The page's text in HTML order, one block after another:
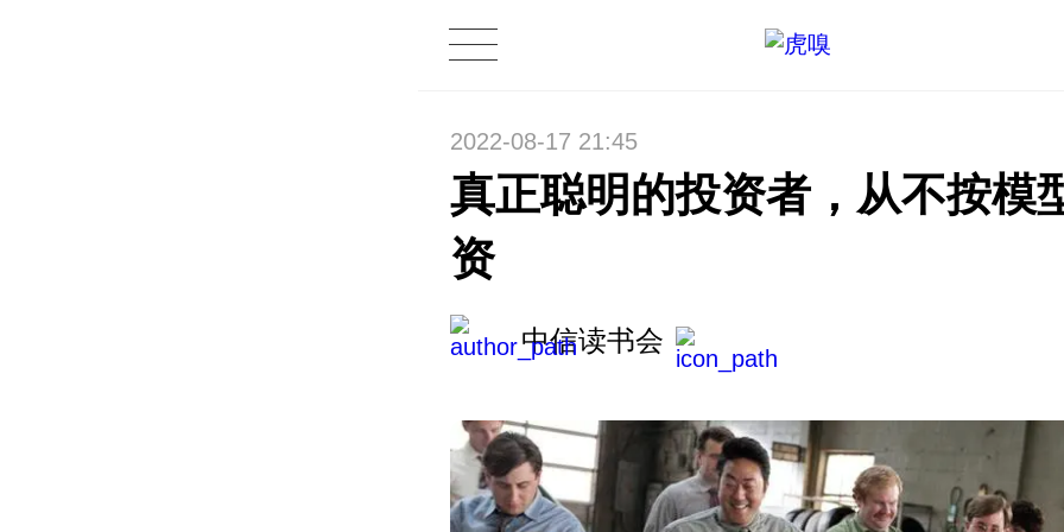
2022-08-17 21:45
真正聪明的投资者，从不按模
资
中信读书会